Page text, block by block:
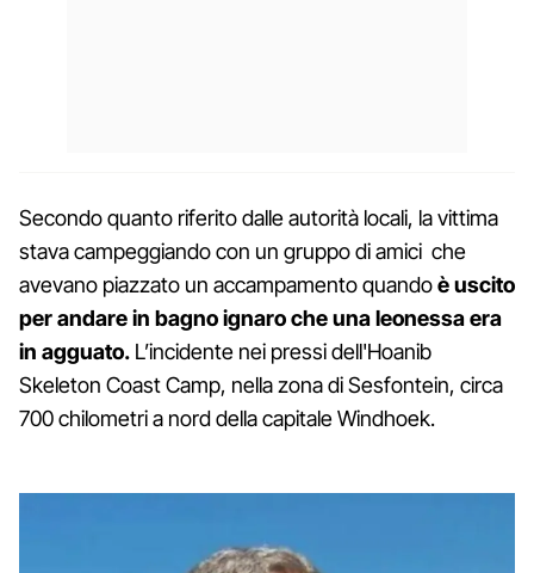
Secondo quanto riferito dalle autorità locali, la vittima
stava campeggiando con un gruppo di amici che
avevano piazzato un accampamento quandoè uscito
per andare in bagno ignaro che una leonessa era
in agguato. L’incidente nei pressi dell'Hoanib
Skeleton Coast Camp, nella zona di Sesfontein, circa
700 chilometri a nord della capitale Windhoek.